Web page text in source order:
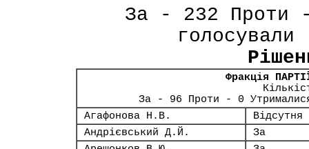
За - 232 Проти
Фракція
За - 96 Проти - 0
Агафонова Н.В.
Відсутня
Андрієвський Д.Й.
За